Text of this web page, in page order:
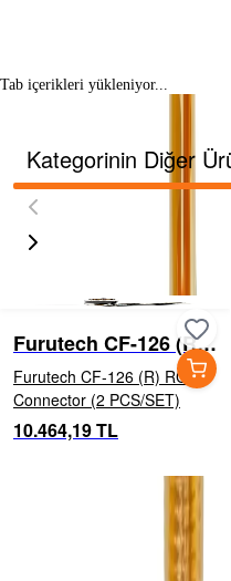
Tab içerikleri yükleniyor...
Kategorinin Diğer
Furutech CF-126 (R)
RCA Connector (2
PCS/SET)
Furutech CF-126 (R) RCA
Connector (2 PCS/SET)
10.464,19 TL